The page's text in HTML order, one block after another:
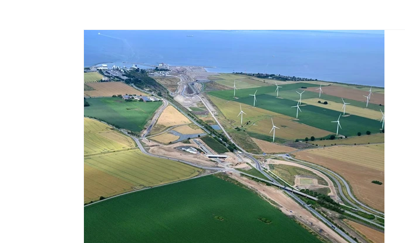
Unterwegs auf Fehmarn Aus den Ausschüssen Anträge & Initiativen